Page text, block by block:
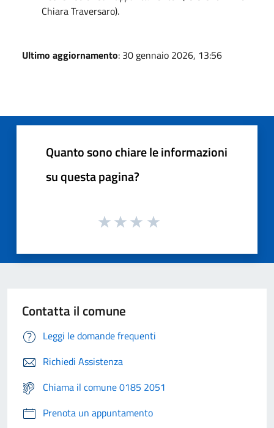
Chiara Traversaro).
Ultimo aggiornamento: 30 gennaio 2026, 13:56
Quanto sono chiare le informazioni
su questa pagina?
Contatta il comune
Leggi le domande frequenti
Richiedi Assistenza
Chiama il comune 0185 2051
Prenota un appuntamento